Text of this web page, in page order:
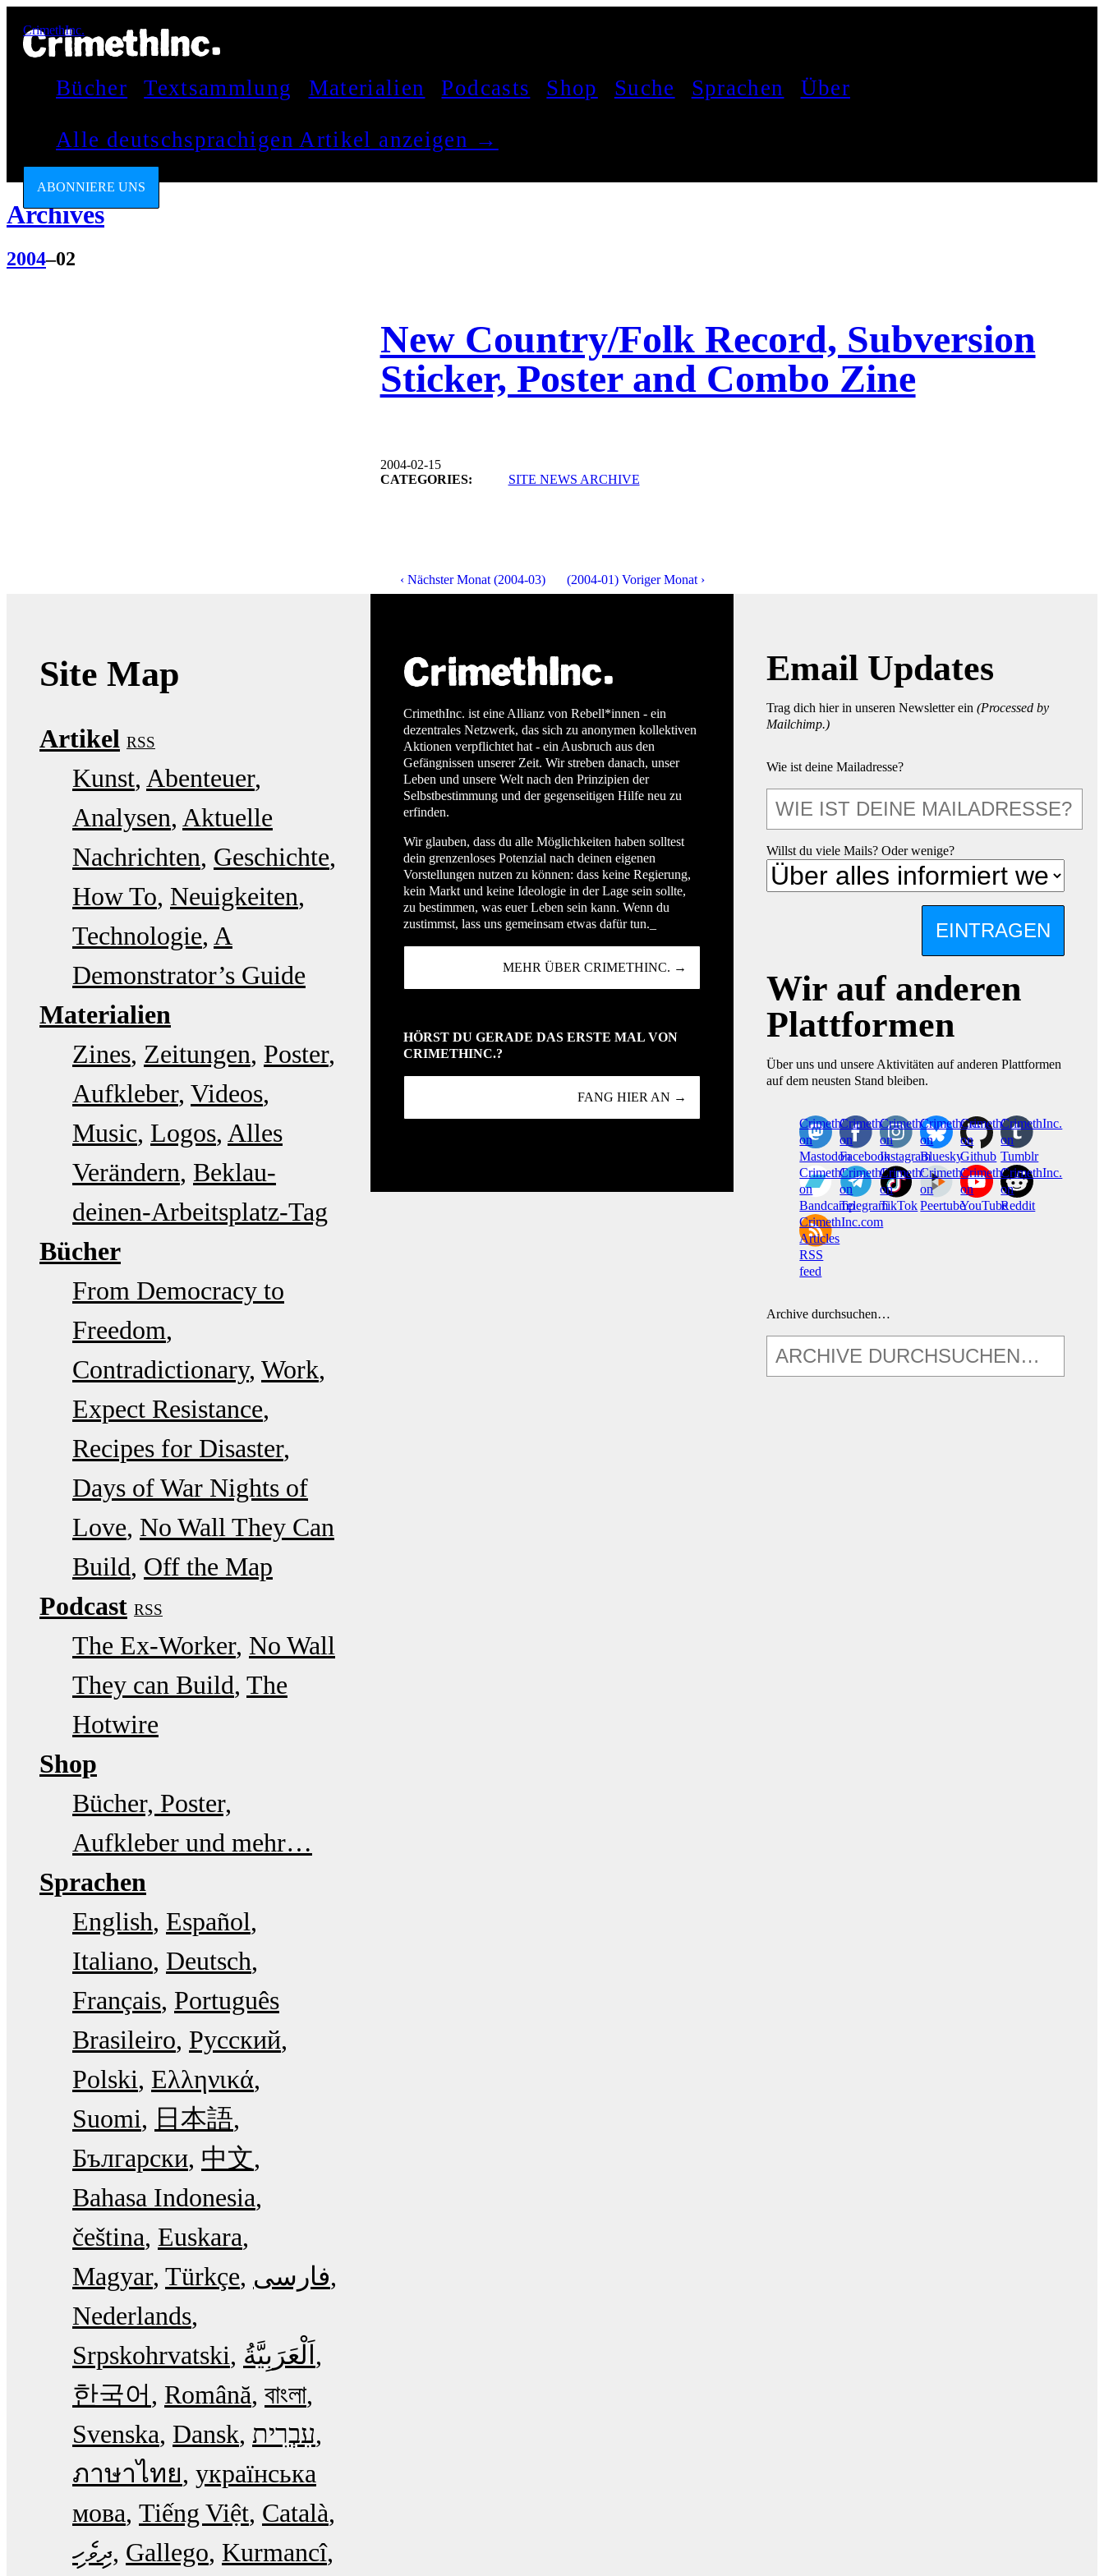
CrimethInc.
Bücher Textsammlung Materialien Podcasts Shop Suche Sprachen Über
Alle deutschsprachigen Artikel anzeigen →
ABONNIERE UNS
Archives
2004–02
New Country/Folk Record, Subversion
Sticker, Poster and Combo Zine
2004-02-15
CATEGORIES:
SITE NEWS ARCHIVE
‹ Nächster Monat (2004-03) (2004-01) Voriger Monat ›
Site Map
Artikel RSS
Kunst Abenteuer
Analysen Aktuelle
Nachrichten Geschichte
How To Neuigkeiten
Technologie A
Demonstrator’s Guide
Materialien
Zines Zeitungen Poster
Aufkleber Videos
Music Logos Alles
Verändern Beklau-
deinen-Arbeitsplatz-Tag
Bücher
From Democracy to
Freedom
Contradictionary Work
Expect Resistance
Recipes for Disaster
Days of War Nights of
Love No Wall They Can
Build Off the Map
Podcast RSS
The Ex-Worker No Wall
They can Build The
Hotwire
Shop
Bücher, Poster,
Aufkleber und mehr…
Sprachen
English Español
Italiano Deutsch
Français Português
Brasileiro Русский
Polski Ελληνικά
Suomi
日本語
Български 中文
Bahasa Indonesia
čeština Euskara
Magyar Türkçe فارسی
Nederlands
Srpskohrvatski
한국어
Română বাংলা
Svenska Dansk עִבְרִית
ภาษาไทย українська
мова Tiếng Việt Català
ދިވެހި Gallego Kurmancî
CrimethInc. ist eine Allianz von Rebell*innen - ein
dezentrales Netzwerk, das sich zu anonymen kollektiven
Aktionen verpflichtet hat - ein Ausbruch aus den
Gefängnissen unserer Zeit. Wir streben danach, unser
Leben und unsere Welt nach den Prinzipien der
Selbstbestimmung und der gegenseitigen Hilfe neu zu
erfinden.
Wir glauben, dass du alle Möglichkeiten haben solltest
dein grenzenloses Potenzial nach deinen eigenen
Vorstellungen nutzen zu können: dass keine Regierung,
kein Markt und keine Ideologie in der Lage sein sollte,
zu bestimmen, was euer Leben sein kann. Wenn du
zustimmst, lass uns gemeinsam etwas dafür tun._
MEHR ÜBER CRIMETHINC. →
HÖRST DU GERADE DAS ERSTE MAL VON
CRIMETHINC.?
FANG HIER AN →
Email Updates
Trag dich hier in unseren Newsletter ein(Processed by
Mailchimp.)
Wie ist deine Mailadresse?
Willst du viele Mails? Oder wenige?
EINTRAGEN
Wir auf anderen
Plattformen
Über uns und unsere Aktivitäten auf anderen Plattformen
auf dem neusten Stand bleiben.
CrimethInc.
on
Mastodon
Crimethinc.
on
Facebook
Crimethinc.
on
Instagram
Crimethinc.
on
Bluesky
CrimethInc.
on
Github
CrimethInc.
on
Tumblr
CrimethInc.
on
Bandcamp
CrimethInc.
on
Telegram
Crimethinc.
on
TikTok
CrimethInc.
on
Peertube
CrimethInc.
on
YouTube
CrimethInc.
on
Reddit
CrimethInc.com
Articles
RSS
feed
Archive durchsuchen…